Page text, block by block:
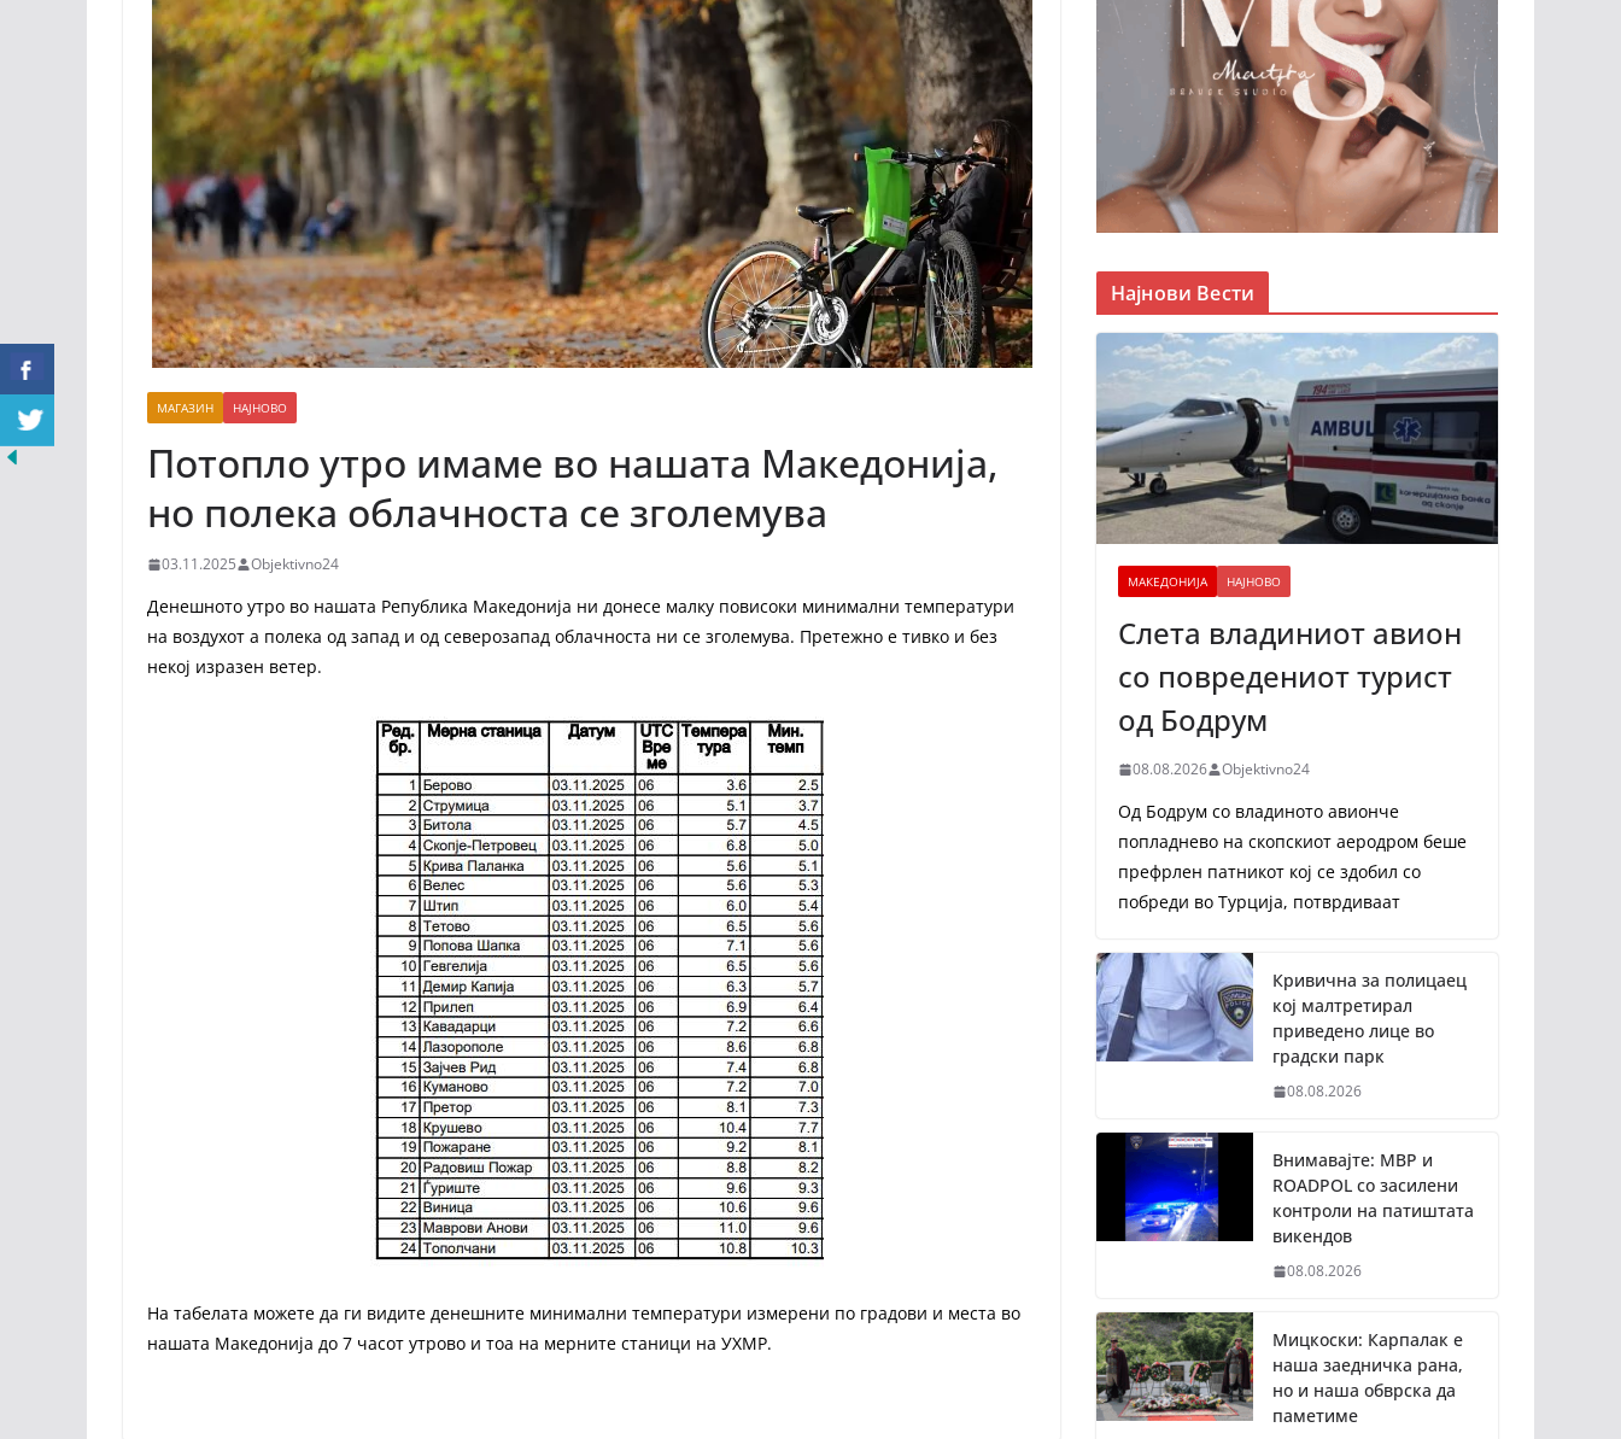
МАГАЗИН НАЈНОВО
Потопло утро имаме во нашата Македонија,
но полека облачноста се зголемува
03.11.2025 Objektivno24
Денешното утро во нашата Република Македонија ни донесе малку повисоки минимални температури
на воздухот а полека од запад и од северозапад облачноста ни се зголемува. Претежно е тивко и без
некој изразен ветер.
На табелата можете да ги видите денешните минимални температури измерени по градови и места во
нашата Македонија до 7 часот утрово и тоа на мерните станици на УХМР.
Најнови Вести
МАКЕДОНИЈА НАЈНОВО
Слета владиниот авион
со повредениот турист
од Бодрум
08.08.2026 Objektivno24
Од Бодрум со владиното авионче
попладнево на скопскиот аеродром беше
префрлен патникот кој се здобил со
побреди во Турција, потврдиваат
Кривична за полицаец
кој малтретирал
приведено лице во
градски парк
08.08.2026
Внимавајте: МВР и
ROADPOL со засилени
контроли на патиштата
викендов
08.08.2026
Мицкоски: Карпалак е
наша заедничка рана,
но и наша обврска да
паметиме